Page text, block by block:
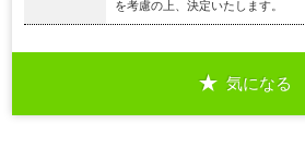
を考慮の上、決定いたします。
気になる